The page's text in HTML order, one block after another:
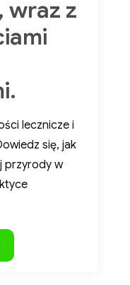
wraz z
lecznicze i
się, jak
przyrody w